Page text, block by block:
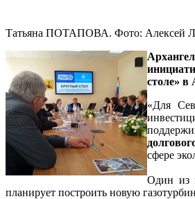
Татьяна ПОТАПОВА. Фото: Алексей
столе» в
«Для
сфере
Один из
планирует построить новую